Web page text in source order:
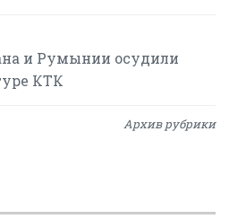
и Румынии осудили
КТК
Архив рубрики